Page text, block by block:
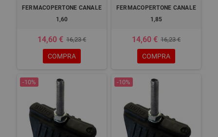
FERMACOPERTONE CANALE
1,60
14,60 € 16,23 €
COMPRA
FERMACOPERTONE CANALE
1,85
14,60 € 16,23 €
COMPRA
-10% -10%